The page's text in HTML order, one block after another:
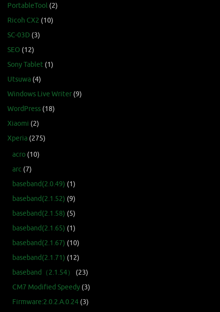
PortableTool (2)
Ricoh CX2 (10)
SC-03D (3)
SEO (12)
Sony Tablet (1)
Utsuwa (4)
Windows Live Writer (9)
WordPress (18)
Xiaomi (2)
Xperia (275)
acro (10)
arc (7)
baseband(2.0.49) (1)
baseband(2.1.52) (9)
baseband(2.1.58) (5)
baseband(2.1.65) (1)
baseband(2.1.67) (10)
baseband(2.1.71) (12)
baseband（2.1.54）
(23)
CM7 Modified Speedy (3)
Firmware:2.0.2.A.0.24 (3)